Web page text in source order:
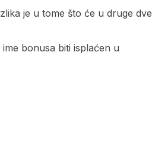
je u tome što će u druge dve
bonusa biti isplaćen u